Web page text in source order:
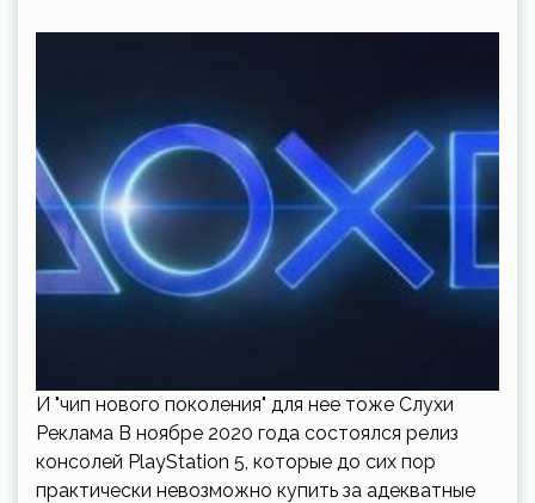
И "чип нового поколения" для нее тоже Слухи
Реклама В ноябре 2020 года состоялся релиз
консолей PlayStation 5, которые до сих пор
практически невозможно купить за адекватные